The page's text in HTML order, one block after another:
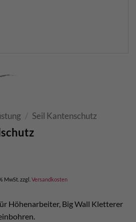
/ Seil Kantenschutz
MwSt. zzgl. Versandkosten
Höhenarbeiter, Big Wall Kletterer